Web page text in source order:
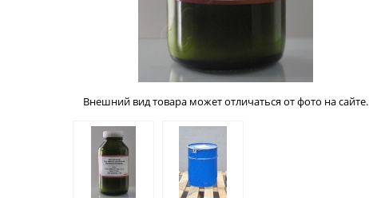
Внешний вид товара может отличаться от фото на сайте.